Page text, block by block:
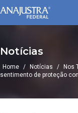
Notícias
Home / Notícias / Nos
sentimento de proteção